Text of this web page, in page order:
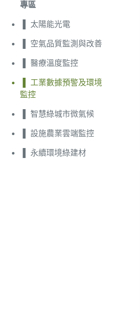
專區
太陽能光電
空氣品質監測與改善
醫療溫度監控
工業數據預警及環境
監控
智慧綠城市微氣候
設施農業雲端監控
永續環境綠建材